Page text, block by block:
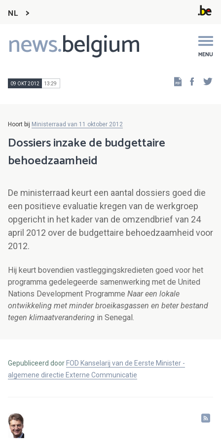
NL
news.belgium MENU
Main
navigation
09 OKT 2012 13:29
Hoort bij Ministerraad van 11 oktober 2012
Dossiers inzake de budgettaire
behoedzaamheid
De ministerraad keurt een aantal dossiers goed die
een positieve evaluatie kregen van de werkgroep
opgericht in het kader van de omzendbrief van 24
april 2012 over de budgettaire behoedzaamheid voor
2012.
Hij keurt bovendien vastleggingskredieten goed voor het
programma gedelegeerde samenwerking met de United
Nations Development Programme Naar een lokale
ontwikkeling met minder broeikasgassen en beter bestand
tegen klimaatverandering in Senegal.
Gepubliceerd door FOD Kanselarij van de Eerste Minister -
algemene directie Externe Communicatie